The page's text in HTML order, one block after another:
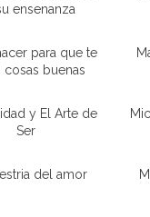
ensenanza
para que te
cosas buenas
y El Arte de
Ser
del amor